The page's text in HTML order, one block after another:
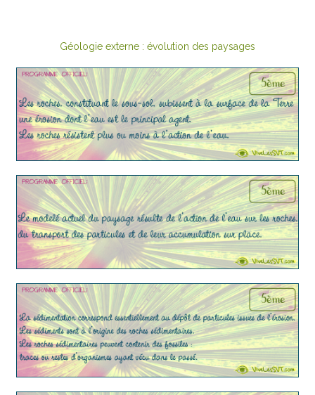
Géologie externe : évolution des paysages